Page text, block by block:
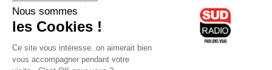
lyoncapitale.fr
olympique-et-lyonnais.com
L'application Iphone / Android